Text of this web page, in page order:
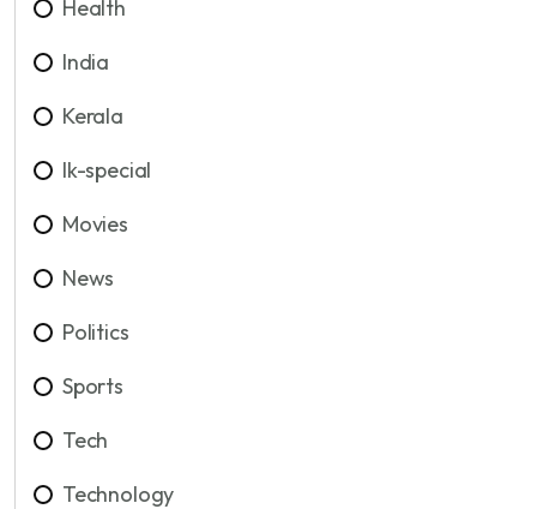
Health
India
Kerala
lk-special
Movies
News
Politics
Sports
Tech
Technology